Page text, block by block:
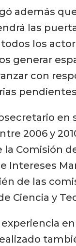
además
las
los
generar
con
en
2006 y
Comisión
Intereses
de las
Ciencia y
experiencia